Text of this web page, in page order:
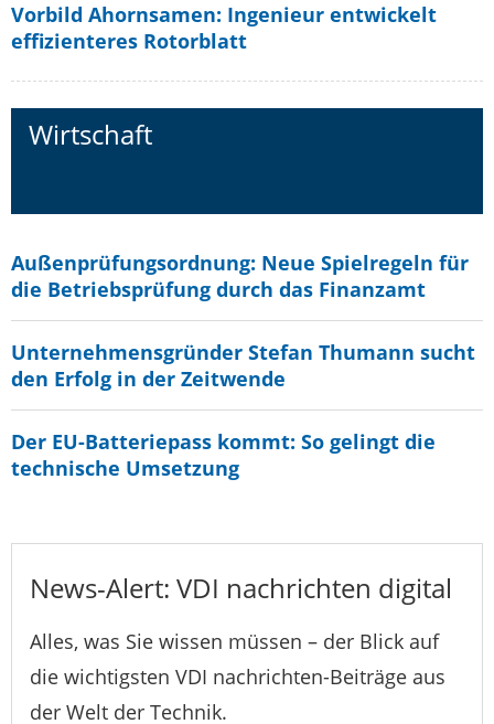
Vorbild Ahornsamen: Ingenieur entwickelt
effizienteres Rotorblatt
Wirtschaft
Außenprüfungsordnung: Neue Spielregeln für
die Betriebsprüfung durch das Finanzamt
Unternehmensgründer Stefan Thumann sucht
den Erfolg in der Zeitwende
Der EU-Batteriepass kommt: So gelingt die
technische Umsetzung
News-Alert: VDI nachrichten digital
Alles, was Sie wissen müssen – der Blick auf
die wichtigsten VDI nachrichten-Beiträge aus
der Welt der Technik.